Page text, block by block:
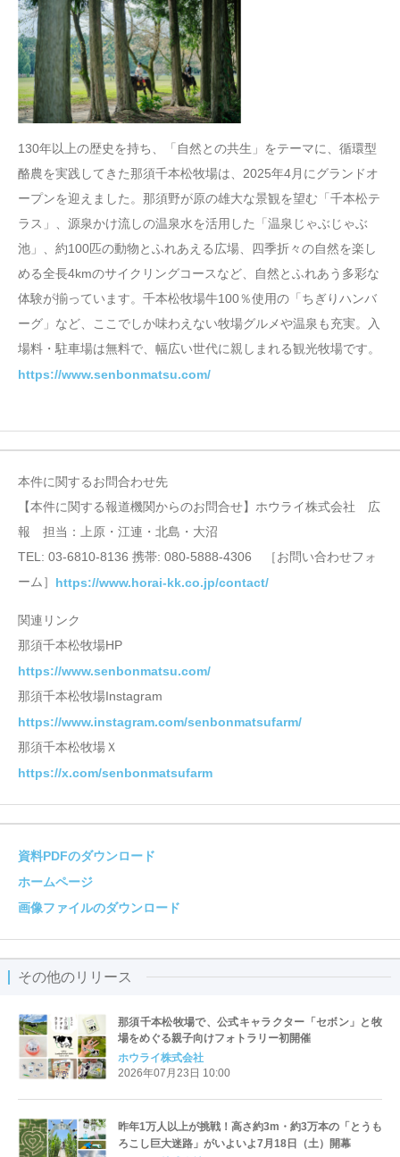
130年以上の歴史を持ち、「自然との共生」をテーマに、循環型
酪農を実践してきた那須千本松牧場は、2025年4月にグランドオ
ープンを迎えました。那須野が原の雄大な景観を望む「千本松テ
ラス」、源泉かけ流しの温泉水を活用した「温泉じゃぶじゃぶ
池」、約100匹の動物とふれあえる広場、四季折々の自然を楽し
める全長4kmのサイクリングコースなど、自然とふれあう多彩な
体験が揃っています。千本松牧場牛100％使用の「ちぎりハンバ
ーグ」など、ここでしか味わえない牧場グルメや温泉も充実。入
場料・駐車場は無料で、幅広い世代に親しまれる観光牧場です。
https://www.senbonmatsu.com/
本件に関するお問合わせ先
【本件に関する報道機関からのお問合せ】ホウライ株式会社 広
報 担当：上原・江連・北島・大沼
TEL: 03-6810-8136 携帯: 080-5888-4306 ［お問い合わせフォ
ーム］ https://www.horai-kk.co.jp/contact/
関連リンク
那須千本松牧場HP
https://www.senbonmatsu.com/
那須千本松牧場Instagram
https://www.instagram.com/senbonmatsufarm/
那須千本松牧場Ｘ
https://x.com/senbonmatsufarm
資料PDFのダウンロード
ホームページ
画像ファイルのダウンロード
その他のリリース
那須千本松牧場で、公式キャラクター「セボン」と牧
場をめぐる親子向けフォトラリー初開催
ホウライ株式会社
2026年07月23日 10:00
昨年1万人以上が挑戦！高さ約3m・約3万本の「とうも
ろこし巨大迷路」がいよいよ7月18日（土）開幕